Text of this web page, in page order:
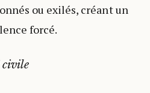
ou exilés, créant un
forcé.
civile